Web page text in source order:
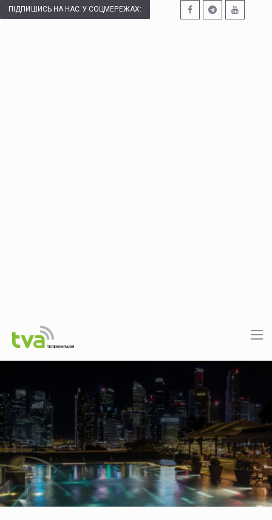
ПІДПИШИСЬ НА НАС У СОЦМЕРЕЖАХ: